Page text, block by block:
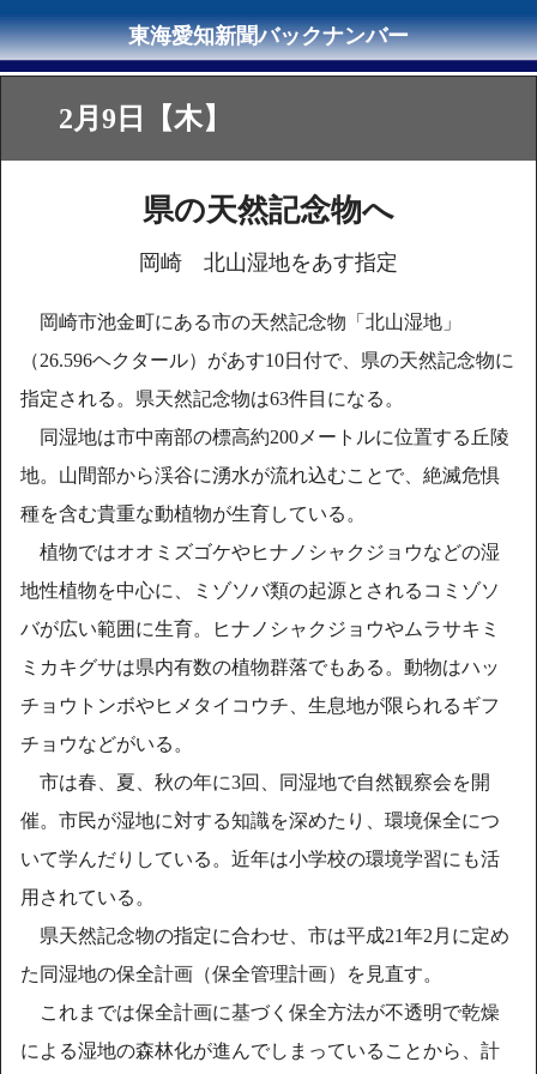
2月9日【木】
県の天然記念物へ
岡崎 北山湿地をあす指定
岡崎市池金町にある市の天然記念物「北山湿地」
（26.596ヘクタール）があす10日付で、県の天然記念物に
指定される。県天然記念物は63件目になる。
同湿地は市中南部の標高約200メートルに位置する丘陵
地。山間部から渓谷に湧水が流れ込むことで、絶滅危惧
種を含む貴重な動植物が生育している。
植物ではオオミズゴケやヒナノシャクジョウなどの湿
地性植物を中心に、ミゾソバ類の起源とされるコミゾソ
バが広い範囲に生育。ヒナノシャクジョウやムラサキミ
ミカキグサは県内有数の植物群落でもある。動物はハッ
チョウトンボやヒメタイコウチ、生息地が限られるギフ
チョウなどがいる。
市は春、夏、秋の年に3回、同湿地で自然観察会を開
催。市民が湿地に対する知識を深めたり、環境保全につ
いて学んだりしている。近年は小学校の環境学習にも活
用されている。
県天然記念物の指定に合わせ、市は平成21年2月に定め
た同湿地の保全計画（保全管理計画）を見直す。
これまでは保全計画に基づく保全方法が不透明で乾燥
による湿地の森林化が進んでしまっていることから、計